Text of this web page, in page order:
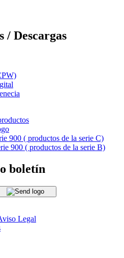
/ Descargas
900 ( productos de la serie C)
900 ( productos de la serie B)
boletín
Legal